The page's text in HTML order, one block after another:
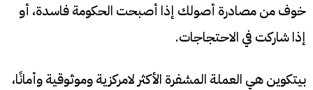
خوف من مصادرة أصولك إذا أصبحت الحكومة فاسدة، أو
إذا شاركت في الاحتجاجات.
بيتكوين هي العملة المشفرة الأكثر لامركزية وموثوقية وأمانًا،